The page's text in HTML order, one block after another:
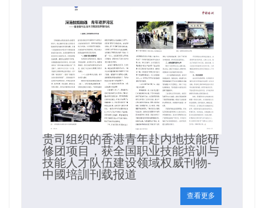
贵司组织的香港青年赴内地技能研
修团项目，获全国职业技能培训与
技能人才队伍建设领域权威刊物-
中國培訓刊载报道
查看更多